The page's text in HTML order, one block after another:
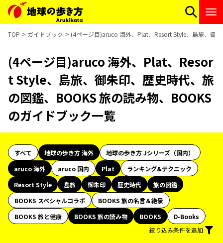
TOP ガイドブック (4ページ目)aruco 海外、Plat、Resort Style、島旅、御
(4ページ目)aruco 海外、Plat、Resor
t Style、島旅、御朱印、歴史時代、旅
の図鑑、BOOKS 旅の読み物、BOOKS
のガイドブック一覧
すべて 地球の歩き方 海外
地球の歩き方 Jシリーズ（国内）
aruco 海外
aruco 国内 Plat
ランキング&テクニック
Resort Style
島旅 御朱印 歴史時代
旅の図鑑
BOOKS スペシャルコラボ
BOOKS 旅の名言＆絶景
BOOKS 旅と健康
BOOKS 旅の読み物 BOOKS
D-Books
絞り込み条件を追加